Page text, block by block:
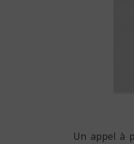
Un appel à